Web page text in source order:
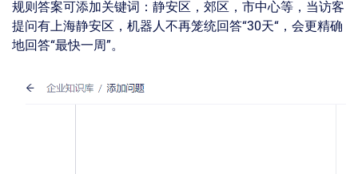
规则答案可添加关键词：静安区，郊区，市中⼼等，当访客
提问有上海静安区，机器⼈不再笼统回答“30天“，会更精确
地回答“最快⼀周”。